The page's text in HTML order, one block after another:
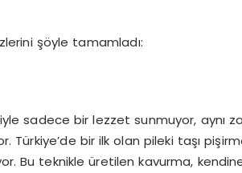
şöyle tamamladı:
sadece bir lezzet sunmuyor, aynı
Türkiye’de bir ilk olan pileki taşı
Bu teknikle üretilen kavurma,